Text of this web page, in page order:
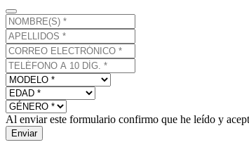
Al enviar este formulario confirmo que he leído y
Enviar